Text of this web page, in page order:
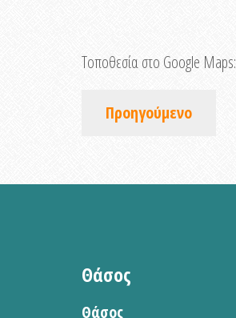
Τοποθεσία στο Google Maps:
Προηγούμενο
Θάσος
Θάσος